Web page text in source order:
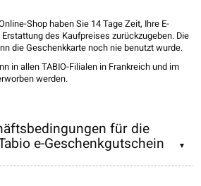
Shop haben Sie 14 Tage Zeit, Ihre E-
des Kaufpreises zurückzugeben. Die
die Geschenkkarte noch nie benutzt wurde.
in allen TABIO-Filialen in Frankreich und im
werden.
für die
e-Geschenkgutschein